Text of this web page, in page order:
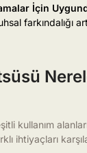
İçin
farkındalığı
kullanım
ihtiyaçları